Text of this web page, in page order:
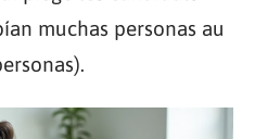
muchas personas au